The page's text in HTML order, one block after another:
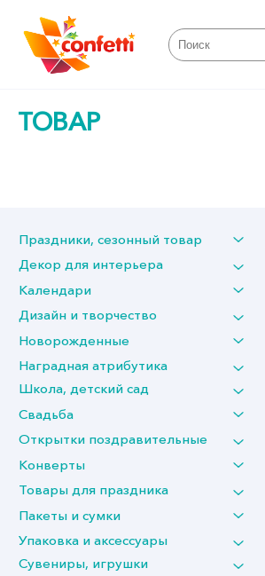
ТОВАР
Праздники, сезонный товар
Декор для интерьера
Календари
Дизайн и творчество
Новорожденные
Наградная атрибутика
Школа, детский сад
Свадьба
Открытки поздравительные
Конверты
Товары для праздника
Пакеты и сумки
Упаковка и аксессуары
Сувениры, игрушки